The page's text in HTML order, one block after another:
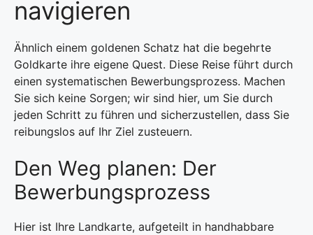
navigieren
Ähnlich einem goldenen Schatz hat die begehrte
Goldkarte ihre eigene Quest. Diese Reise führt durch
einen systematischen Bewerbungsprozess. Machen
Sie sich keine Sorgen; wir sind hier, um Sie durch
jeden Schritt zu führen und sicherzustellen, dass Sie
reibungslos auf Ihr Ziel zusteuern.
Den Weg planen: Der
Bewerbungsprozess
Hier ist Ihre Landkarte, aufgeteilt in handhabbare